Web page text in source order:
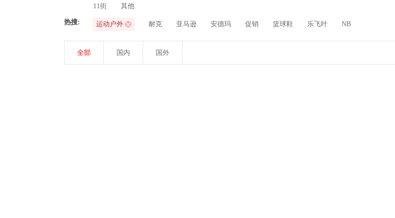
11街
其他
热搜: 运动户外 耐克 亚马逊 安德玛 促销 篮球鞋 乐飞叶 NB
全部 国内 国外